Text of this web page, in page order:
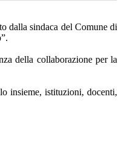
dalla sindaca del Comune di
della collaborazione per la
insieme, istituzioni, docenti,